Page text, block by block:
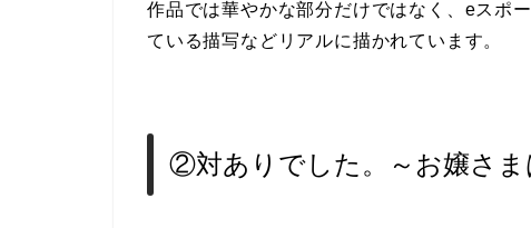
作品では華やかな部分だけではなく、eスポ
ている描写などリアルに描かれています。
②対ありでした。～お嬢さま